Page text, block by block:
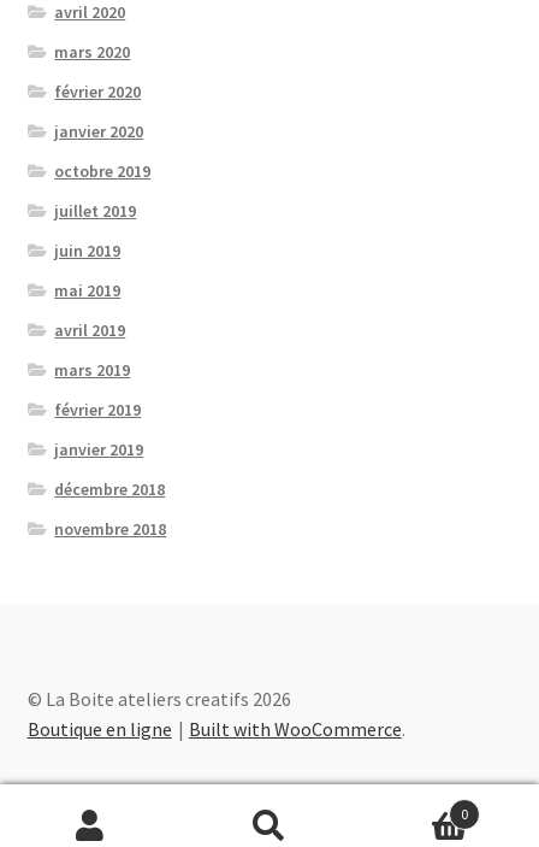
avril 2020
mars 2020
février 2020
janvier 2020
octobre 2019
juillet 2019
juin 2019
mai 2019
avril 2019
mars 2019
février 2019
janvier 2019
décembre 2018
novembre 2018
© La Boite ateliers creatifs 2026
Boutique en ligne
Built with WooCommerce.
Recherche
Recherche
0